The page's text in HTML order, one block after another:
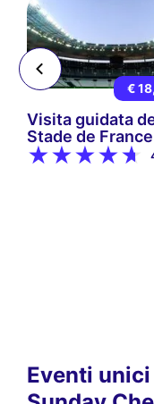
€
Visita guidata
Stade de France
Eventi